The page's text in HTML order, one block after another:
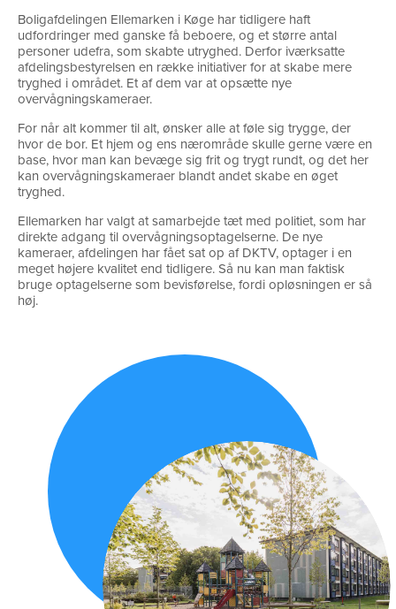
Boligafdelingen Ellemarken i Køge har tidligere haft
udfordringer med ganske få beboere, og et større antal
personer udefra, som skabte utryghed. Derfor iværksatte
afdelingsbestyrelsen en række initiativer for at skabe mere
tryghed i området. Et af dem var at opsætte nye
overvågningskameraer.
For når alt kommer til alt, ønsker alle at føle sig trygge, der
hvor de bor. Et hjem og ens nærområde skulle gerne være en
base, hvor man kan bevæge sig frit og trygt rundt, og det her
kan overvågningskameraer blandt andet skabe en øget
tryghed.
Ellemarken har valgt at samarbejde tæt med politiet, som har
direkte adgang til overvågningsoptagelserne. De nye
kameraer, afdelingen har fået sat op af DKTV, optager i en
meget højere kvalitet end tidligere. Så nu kan man faktisk
bruge optagelserne som bevisførelse, fordi opløsningen er så
høj.